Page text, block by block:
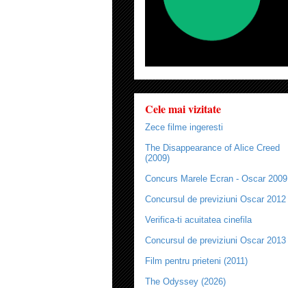
Cele mai vizitate
Zece filme ingeresti
The Disappearance of Alice Creed
(2009)
Concurs Marele Ecran - Oscar 2009
Concursul de previziuni Oscar 2012
Verifica-ti acuitatea cinefila
Concursul de previziuni Oscar 2013
Film pentru prieteni (2011)
The Odyssey (2026)